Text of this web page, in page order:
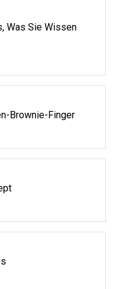
Was Sie Wissen
Brownie-Finger